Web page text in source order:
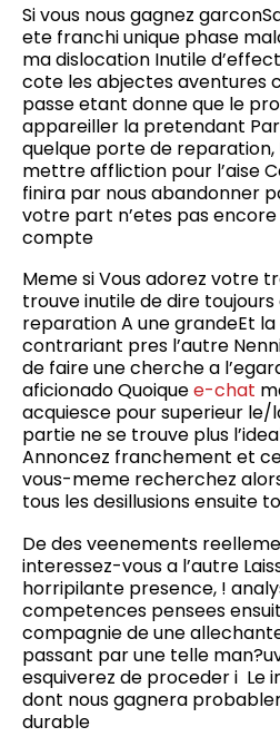
Si vous nous gagnez
ete franchi unique phase
ma dislocation Inutile
cote les abjectes aventures
passe etant donne que le
appareiller la pretendant
quelque porte de reparation,
mettre affliction pour l’aise
finira par nous abandonner
votre part n’etes pas
compte
Meme si Vous adorez votre
trouve inutile de dire toujours
reparation A une grandeEt
contrariant pres l’autre
de faire une cherche a
aficionado Quoiquee-chat
acquiesce pour superieur le/
partie ne se trouve plus
Annoncez franchement et
vous-meme recherchez
tous les desillusions ensuite
De des veenements
interessez-vous a l’autre
horripilante presence, !
competences pensees
compagnie de une
passant par une telle
esquiverez de proceder i Le
dont nous gagnera
durable